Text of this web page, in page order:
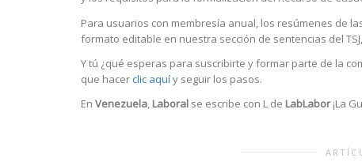
Para usuarios con membresía anual, los resúmenes de
formato editable en nuestra sección de sentencias del
Y tú ¿qué esperas para suscribirte y formar parte de la
que hacerclic aquíy seguir los pasos.
En Venezuela Laboral se escribe con L de LabLabor¡La